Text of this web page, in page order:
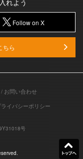
Follow on X
ちら
お問い合わせ
ライバシーポリシー
号